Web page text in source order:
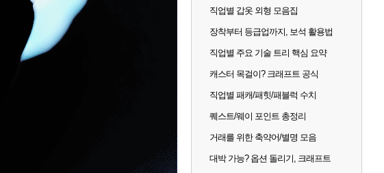
직업별 갑옷 외형 모음집
장착부터 등급업까지, 보석 활용법
직업별 주요 기술 트리 핵심 요약
캐스터 목걸이? 크래프트 공식
직업별 패캐/패힛/패블럭 수치
퀘스트/웨이 포인트 총정리
거래를 위한 축약어/별명 모음
대박 가능? 옵션 돌리기, 크래프트